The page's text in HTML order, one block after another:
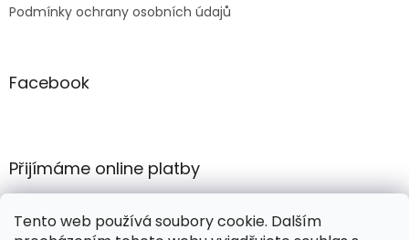
Tento web používá soubory cookie. Dalším
Podmínky ochrany osobních údajů
Facebook
Přijímáme online platby